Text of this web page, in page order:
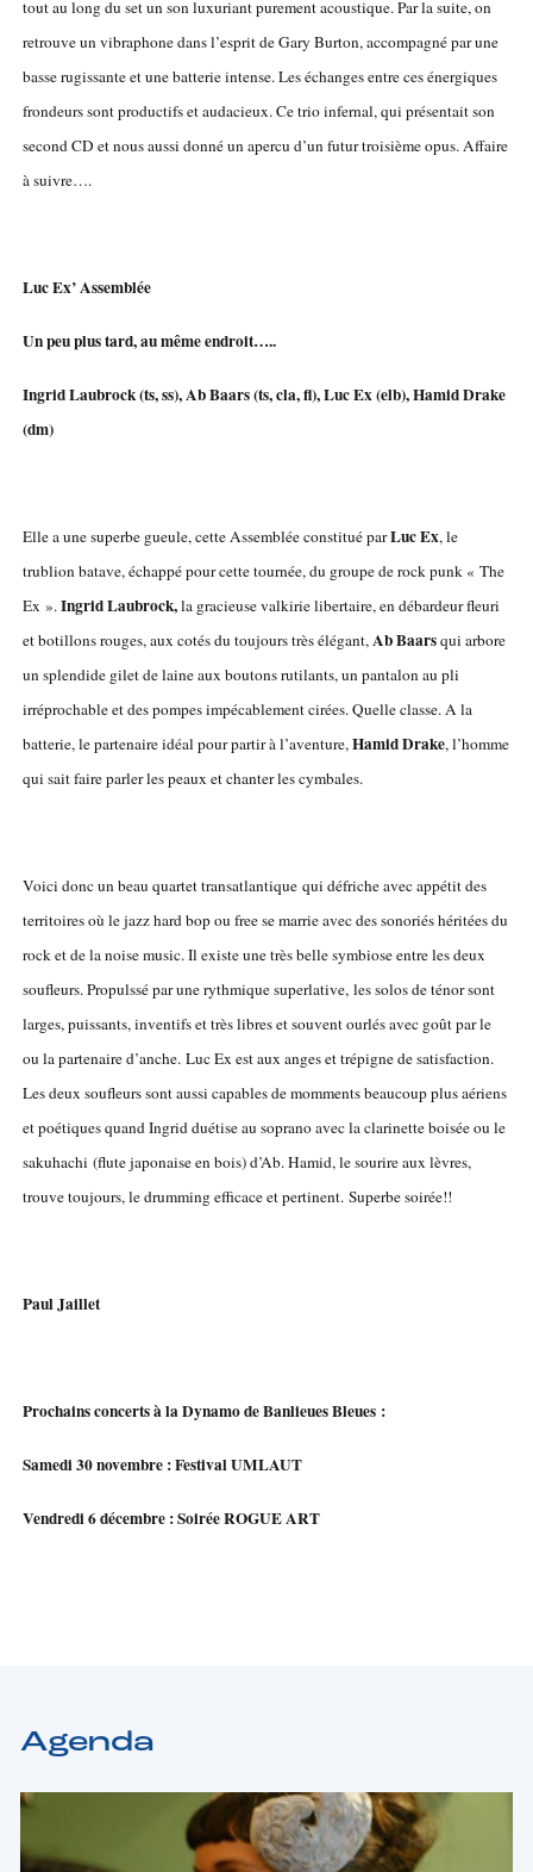
tout au long du set un son luxuriant purement acoustique. Par la suite, on
retrouve un vibraphone dans l’esprit de Gary Burton, accompagné par une
basse rugissante et une batterie intense. Les échanges entre ces énergiques
frondeurs sont productifs et audacieux. Ce trio infernal, qui présentait son
second CD et nous aussi donné un apercu d’un futur troisième opus. Affaire
à suivre….
Luc Ex’ Assemblée
Un peu plus tard, au même endroit…..
Ingrid Laubrock (ts, ss), Ab Baars (ts, cla, fl), Luc Ex (elb), Hamid Drake
(dm)
Elle a une superbe gueule, cette Assemblée constitué parLuc Ex, le
trublion batave, échappé pour cette tournée, du groupe de rock punk « The
Ex ».Ingrid Laubrock,la gracieuse valkirie libertaire, en débardeur fleuri
et botillons rouges, aux cotés du toujours très élégant,Ab Baarsqui arbore
un splendide gilet de laine aux boutons rutilants, un pantalon au pli
irréprochable et des pompes impécablement cirées. Quelle classe. A la
batterie, le partenaire idéal pour partir à l’aventure,Hamid Drake, l’homme
qui sait faire parler les peaux et chanter les cymbales.
Voici donc un beau quartet transatlantique qui défriche avec appétit des
territoires où le jazz hard bop ou free se marrie avec des sonoriés héritées du
rock et de la noise music. Il existe une très belle symbiose entre les deux
soufleurs. Propulssé par une rythmique superlative, les solos de ténor sont
larges, puissants, inventifs et très libres et souvent ourlés avec goût par le
ou la partenaire d’anche. Luc Ex est aux anges et trépigne de satisfaction.
Les deux soufleurs sont aussi capables de momments beaucoup plus aériens
et poétiques quand Ingrid duétise au soprano avec la clarinette boisée ou le
sakuhachi (flute japonaise en bois) d’Ab. Hamid, le sourire aux lèvres,
trouve toujours, le drumming efficace et pertinent. Superbe soirée!!
Paul Jaillet
Prochains concerts à la Dynamo de Banlieues Bleues :
Samedi 30 novembre : Festival UMLAUT
Vendredi 6 décembre : Soirée ROGUE ART
Agenda